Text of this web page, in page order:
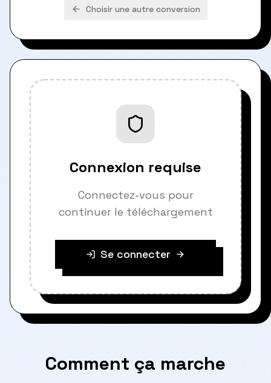
Choisir une autre conversion
Connexion requise
Connectez-vous pour
continuer le téléchargement
Se connecter
Comment ça marche